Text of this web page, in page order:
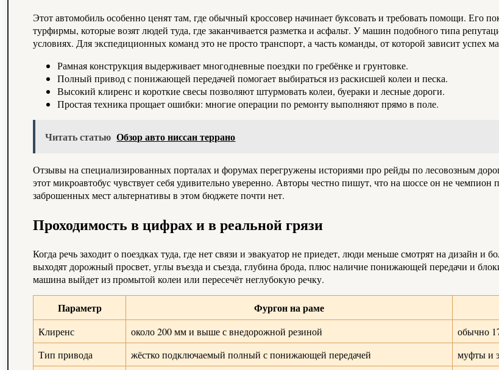
Этот автомобиль особенно ценят там, где обычный кроссовер начинает буксовать и требовать помощи. Его
турфирмы, которые возят людей туда, где заканчивается разметка и асфальт. У машин подобного типа
условиях. Для экспедиционных команд это не просто транспорт, а часть команды, от которой зависит успех
Рамная конструкция выдерживает многодневные поездки по гребёнке и грунтовке.
Полный привод с понижающей передачей помогает выбираться из раскисшей колеи и песка.
Высокий клиренс и короткие свесы позволяют штурмовать колеи, буераки и лесные дороги.
Простая техника прощает ошибки: многие операции по ремонту выполняют прямо в поле.
Читать статью Обзор авто ниссан террано
Отзывы на специализированных порталах и форумах перегружены историями про рейды по лесовозным
этот микроавтобус чувствует себя удивительно уверенно. Авторы честно пишут, что на шоссе он не
заброшенных мест альтернативы в этом бюджете почти нет.
Проходимость в цифрах и в реальной грязи
Когда речь заходит о поездках туда, где нет связи и эвакуатор не приедет, люди меньше смотрят на дизайн
выходят дорожный просвет, углы въезда и съезда, глубина брода, плюс наличие понижающей передачи и
машина выйдет из промытой колеи или пересечёт неглубокую речку.
Параметр Фургон на раме
Клиренс около 200 мм и выше с внедорожной резиной
обычно
Тип привода
жёстко подключаемый полный с понижающей передачей
муфты и